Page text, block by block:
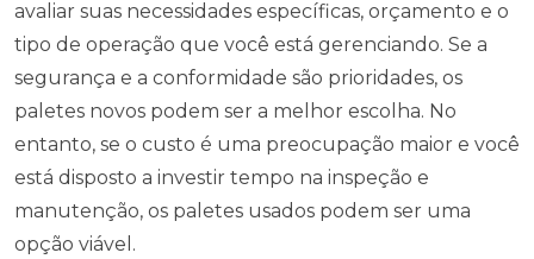
avaliar suas necessidades específicas, orçamento e o
tipo de operação que você está gerenciando. Se a
segurança e a conformidade são prioridades, os
paletes novos podem ser a melhor escolha. No
entanto, se o custo é uma preocupação maior e você
está disposto a investir tempo na inspeção e
manutenção, os paletes usados podem ser uma
opção viável.